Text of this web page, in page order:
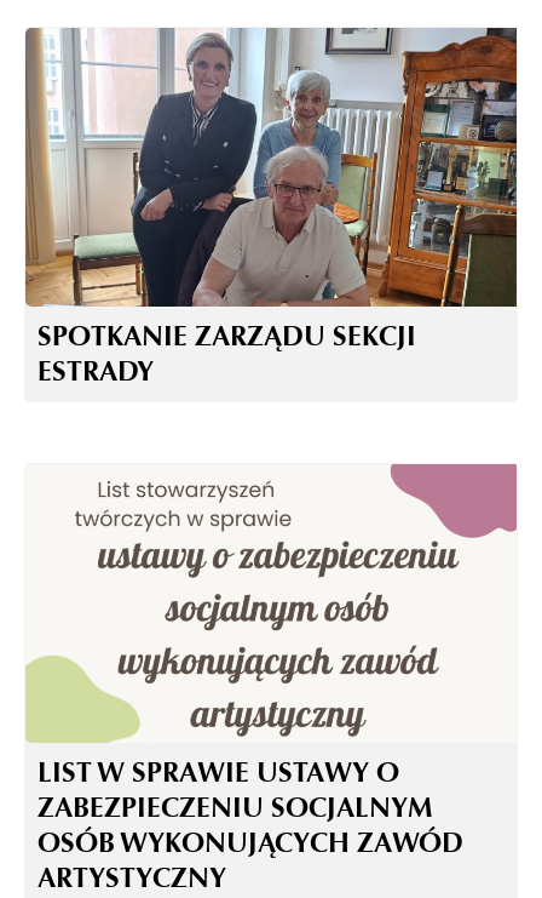
SPOTKANIE ZARZĄDU SEKCJI
ESTRADY
LIST W SPRAWIE USTAWY O
ZABEZPIECZENIU SOCJALNYM
OSÓB WYKONUJĄCYCH ZAWÓD
ARTYSTYCZNY